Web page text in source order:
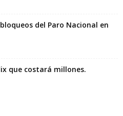
del Paro Nacional en
que costará millones.